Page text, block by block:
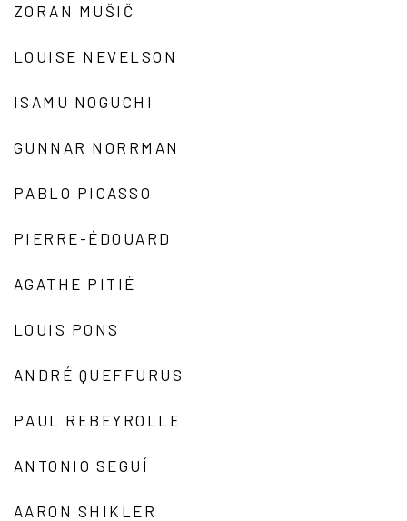
ZORAN MUŠIČ
LOUISE NEVELSON
ISAMU NOGUCHI
GUNNAR NORRMAN
PABLO PICASSO
PIERRE-ÉDOUARD
AGATHE PITIÉ
LOUIS PONS
ANDRÉ QUEFFURUS
PAUL REBEYROLLE
ANTONIO SEGUÍ
AARON SHIKLER